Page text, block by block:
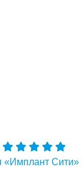
«Имплант Сити»